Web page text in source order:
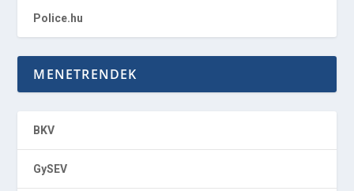
Police.hu
MENETRENDEK
BKV
GySEV